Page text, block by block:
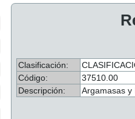
Clasificación:
Código:
37510.00
Descripción:
Argamasas y